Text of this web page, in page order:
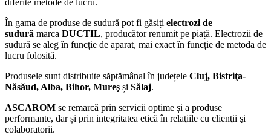
În gama de produse de sudură pot fi găsiți electrozi de
sudură marca DUCTIL, producător renumit pe piață. Electrozii de
sudură se aleg în funcție de aparat, mai exact în funcție de metoda de
lucru folosită.
Produsele sunt distribuite săptămânal în județele Cluj, Bistriţa-
Năsăud, Alba, Bihor, Mureş și Sălaj.
ASCAROM se remarcă prin servicii optime și a produse
performante, dar și prin integritatea etică în relaţiile cu clienţii şi
colaboratorii.